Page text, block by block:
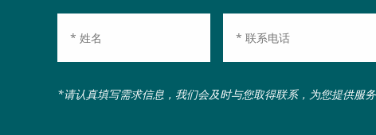
*请认真填写需求信息，我们会及时与您取得联系，为您提供服务